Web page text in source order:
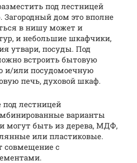
под лестницей
дом это вполне
в нишу может и
и небольшие шкафчики,
утвари, посуды. Под
встроить бытовую
и/или посудомоечную
печь, духовой шкаф.
под лестницей
варианты
могут быть из дерева, МДФ,
или пластиковые.
совмещение с